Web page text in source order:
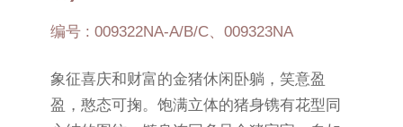
编号 : 009322NA-A/B/C、009323NA
象征喜庆和财富的金猪休闲卧躺，笑意盈
盈，憨态可掬。饱满立体的猪身镌有花型同